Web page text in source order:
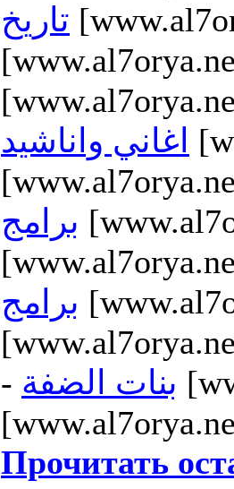
تاريخ
اغاني واناشيد
برامج
برامج
- بنات الضفة
Прочитать